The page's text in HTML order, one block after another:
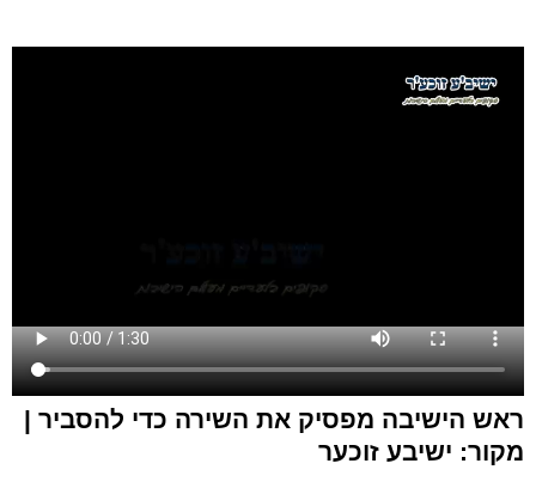
ראש הישיבה מפסיק את השירה כדי להסביר |
מקור: ישיבע זוכער